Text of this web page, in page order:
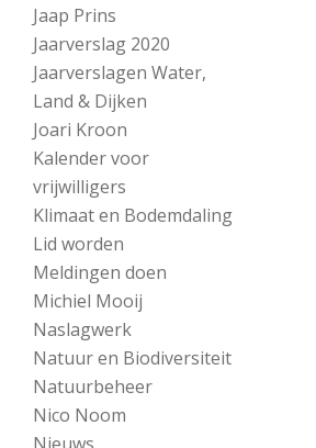
Jaap Prins
Jaarverslag 2020
Jaarverslagen Water,
Land & Dijken
Joari Kroon
Kalender voor
vrijwilligers
Klimaat en Bodemdaling
Lid worden
Meldingen doen
Michiel Mooij
Naslagwerk
Natuur en Biodiversiteit
Natuurbeheer
Nico Noom